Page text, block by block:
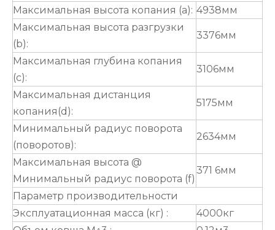
Максимальная высота копания (а): 4938мм
Максимальная высота разгрузки
(b):
3376мм
Максимальная глубина копания
(c):
3106мм
Максимальная дистанция
копания(d):
5175мм
Минимальный радиус поворота
(поворотов):
2634мм
Максимальная высота @
Минимальный радиус поворота (f)
371 6мм
Параметр производительности
Эксплуатационная масса (кг) :
4000кг